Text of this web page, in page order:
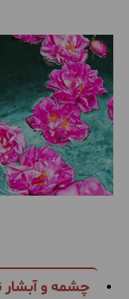
چشمه و آبشار